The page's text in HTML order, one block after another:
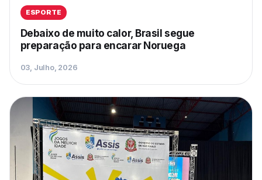
ESPORTE
Debaixo de muito calor, Brasil segue
preparação para encarar Noruega
03, Julho, 2026